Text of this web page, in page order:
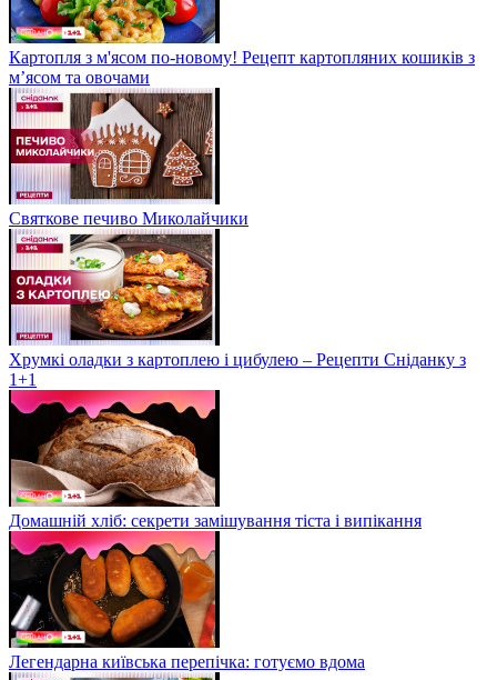
Картопля з м'ясом по-новому! Рецепт картопляних кошиків з
м’ясом та овочами
Святкове печиво Миколайчики
Хрумкі оладки з картоплею і цибулею – Рецепти Сніданку з
1+1
Домашній хліб: секрети замішування тіста і випікання
Легендарна київська перепічка: готуємо вдома